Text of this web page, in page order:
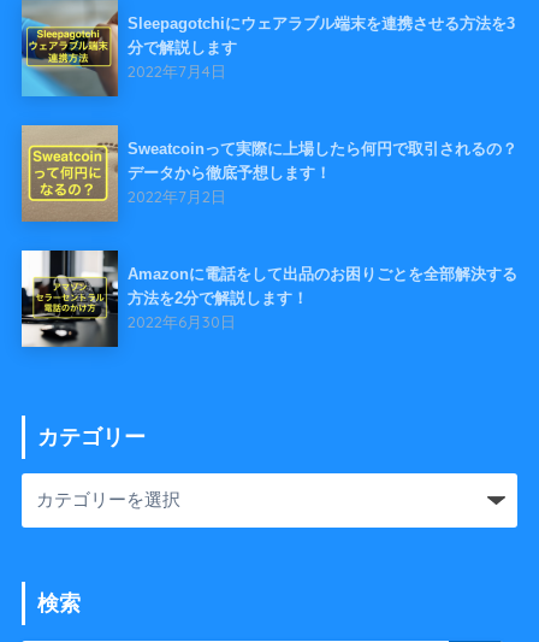
Sleepagotchiにウェアラブル端末を連携させる方法を3
分で解説します
2022年7月4日
Sweatcoinって実際に上場したら何円で取引されるの？
データから徹底予想します！
2022年7月2日
Amazonに電話をして出品のお困りごとを全部解決する
方法を2分で解説します！
2022年6月30日
カテゴリー
検索